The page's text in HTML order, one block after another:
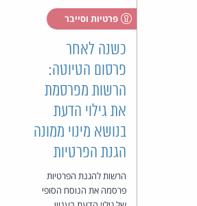
פרטיות וסייבר
כשנה לאחר
פרסום הטיוטה:
הרשות מפרסמת
את גילוי הדעת
בנושא מינוי ממונה
הגנת הפרטיות
הרשות להגנת הפרטיות
פרסמה את הנוסח הסופי